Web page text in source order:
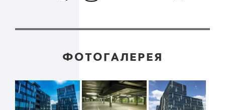
ФОТОГАЛЕРЕЯ